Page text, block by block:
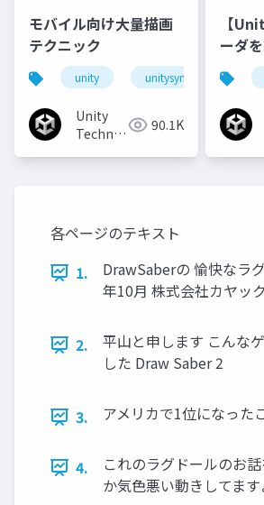
モバイル向け大量描画
テクニック
unity unitysync
Unity
Technologies90.1K
【
ーダ
マに
各ページのテキスト
1.
DrawSaberの 愉快なラ
年10月 株式会社カヤッ
2.
平山と申します こんな
した Draw Saber 2
3. アメリカで1位になった
4.
これのラグドールのお
か気色悪い動きしてま